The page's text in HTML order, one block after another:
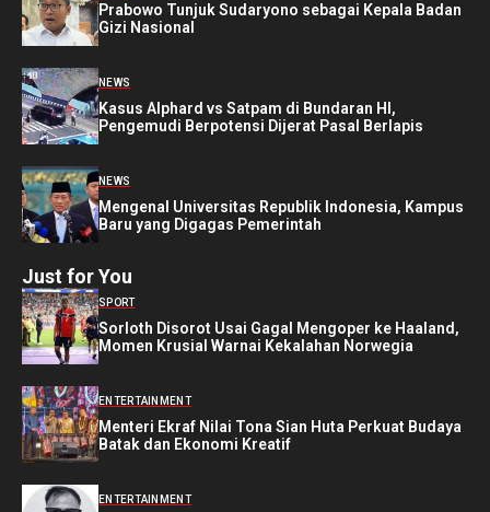
Prabowo Tunjuk Sudaryono sebagai Kepala Badan
Gizi Nasional
NEWS
Kasus Alphard vs Satpam di Bundaran HI,
Pengemudi Berpotensi Dijerat Pasal Berlapis
NEWS
Mengenal Universitas Republik Indonesia, Kampus
Baru yang Digagas Pemerintah
Just for You
SPORT
Sorloth Disorot Usai Gagal Mengoper ke Haaland,
Momen Krusial Warnai Kekalahan Norwegia
ENTERTAINMENT
Menteri Ekraf Nilai Tona Sian Huta Perkuat Budaya
Batak dan Ekonomi Kreatif
ENTERTAINMENT